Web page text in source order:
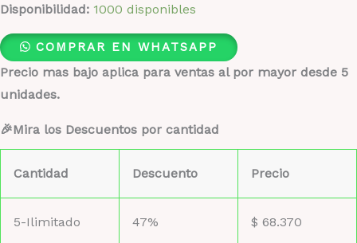
Disponibilidad: 1000 disponibles
COMPRAR EN WHATSAPP
Precio mas bajo aplica para ventas al por mayor desde 5
unidades.
🎉Mira los Descuentos por cantidad
Cantidad Descuento Precio
5-Ilimitado 47% $ 68.370